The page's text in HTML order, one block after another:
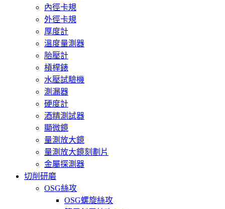
內徑卡規
外徑卡規
厚度計
溫度量測器
胎壓計
槓桿錶
水壓試驗機
測漏器
硬度計
酒精測試器
顯微鏡
量測放大鏡
量測放大鏡刻劃片
金屬探測器
切削研磨
OSG絲攻
OSG螺旋絲攻